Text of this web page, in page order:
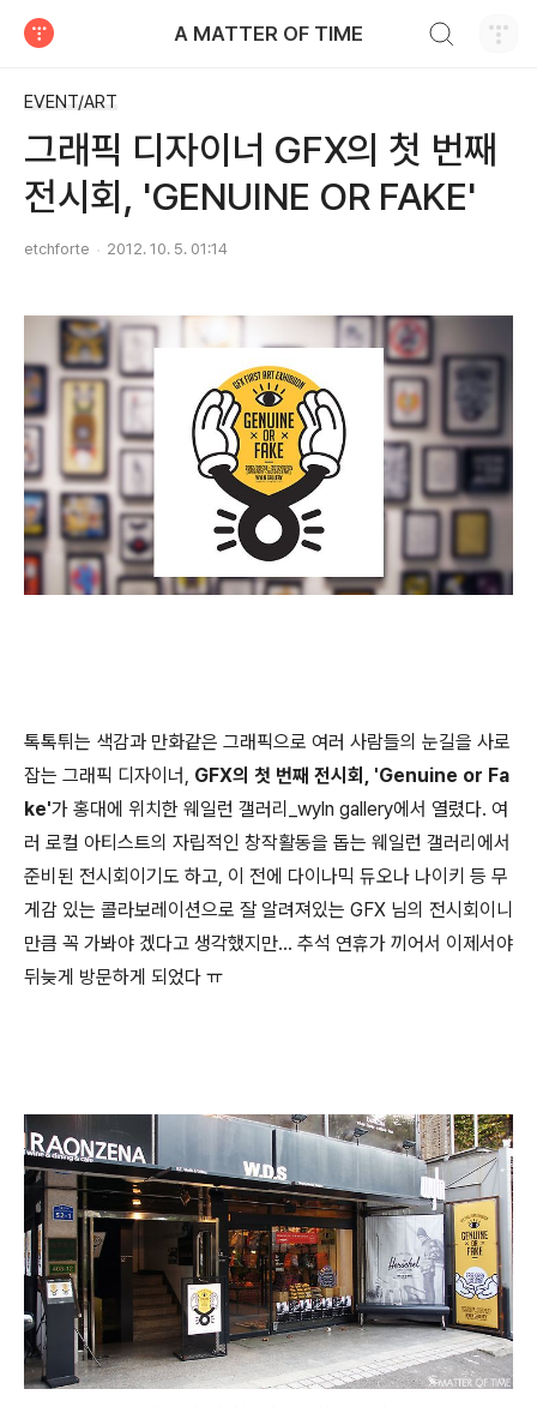
A MATTER OF TIME
EVENT/ART
그래픽 디자이너 GFX의 첫 번째
전시회, 'GENUINE OR FAKE'
etchforte 2012. 10. 5. 01:14
톡톡튀는 색감과 만화같은 그래픽으로 여러 사람들의 눈길을 사로
잡는 그래픽 디자이너, GFX의 첫 번째 전시회, 'Genuine or Fa
ke'가 홍대에 위치한 웨일런 갤러리_wyln gallery에서 열렸다. 여
러 로컬 아티스트의 자립적인 창작활동을 돕는 웨일런 갤러리에서
준비된 전시회이기도 하고, 이 전에 다이나믹 듀오나 나이키 등 무
게감 있는 콜라보레이션으로 잘 알려져있는 GFX 님의 전시회이니
만큼 꼭 가봐야 겠다고 생각했지만... 추석 연휴가 끼어서 이제서야
뒤늦게 방문하게 되었다 ㅠ